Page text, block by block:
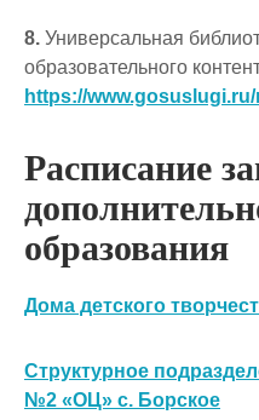
8. Универсальная
образовательного
https://
Расписание
образования
Дома детского
Структурное
№2 «ОЦ» с. Борское